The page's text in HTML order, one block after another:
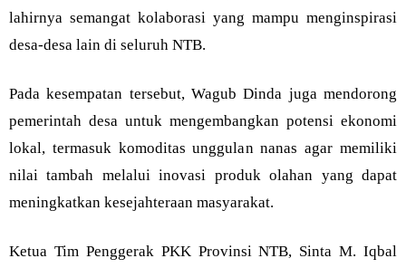
lahirnya semangat kolaborasi yang mampu menginspirasi
desa-desa lain di seluruh NTB.
Pada kesempatan tersebut, Wagub Dinda juga mendorong
pemerintah desa untuk mengembangkan potensi ekonomi
lokal, termasuk komoditas unggulan nanas agar memiliki
nilai tambah melalui inovasi produk olahan yang dapat
meningkatkan kesejahteraan masyarakat.
Ketua Tim Penggerak PKK Provinsi NTB, Sinta M. Iqbal